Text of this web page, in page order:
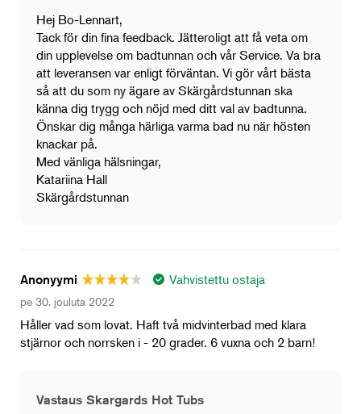
Hej Bo-Lennart,
Tack för din fina feedback. Jätteroligt att få veta om
din upplevelse om badtunnan och vår Service. Va bra
att leveransen var enligt förväntan. Vi gör vårt bästa
så att du som ny ägare av Skärgårdstunnan ska
känna dig trygg och nöjd med ditt val av badtunna.
Önskar dig många härliga varma bad nu när hösten
knackar på.
Med vänliga hälsningar,
Katariina Hall
Skärgårdstunnan
Anonyymi Vahvistettu ostaja
pe 30. jouluta 2022
Håller vad som lovat. Haft två midvinterbad med klara
stjärnor och norrsken i - 20 grader. 6 vuxna och 2 barn!
Vastaus Skargards Hot Tubs